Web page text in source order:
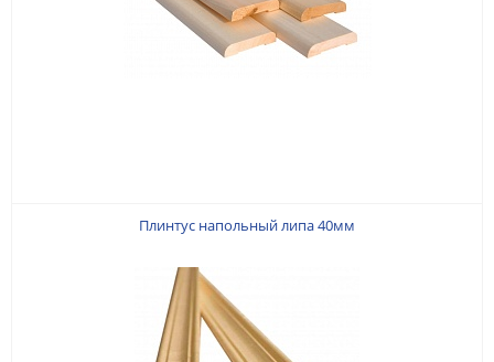
Плинтус напольный липа 40мм